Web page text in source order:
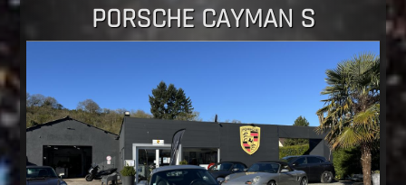
PORSCHE CAYMAN S